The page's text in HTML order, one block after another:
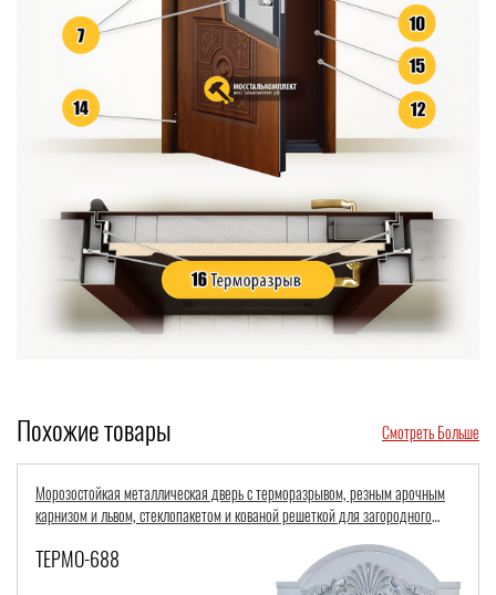
Похожие товары Смотреть Больше
резным арочным
для загородного
Входная остекленная группа с
ковкой